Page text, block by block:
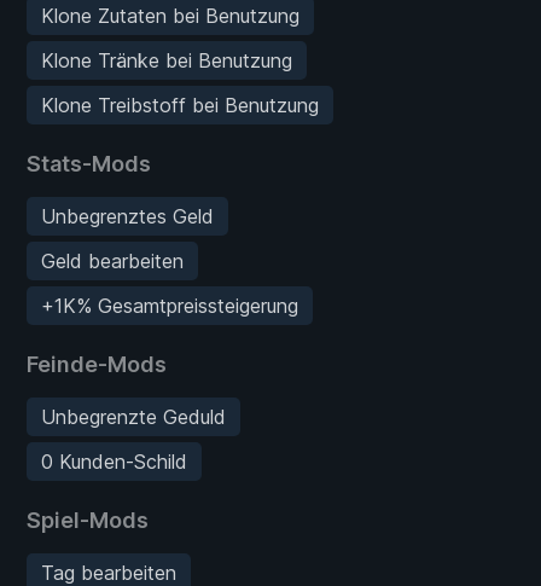
Klone Zutaten bei Benutzung
Klone Tränke bei Benutzung
Klone Treibstoff bei Benutzung
Stats-Mods
Unbegrenztes Geld
Geld bearbeiten
+1K% Gesamtpreissteigerung
Feinde-Mods
Unbegrenzte Geduld
0 Kunden-Schild
Spiel-Mods
Tag bearbeiten